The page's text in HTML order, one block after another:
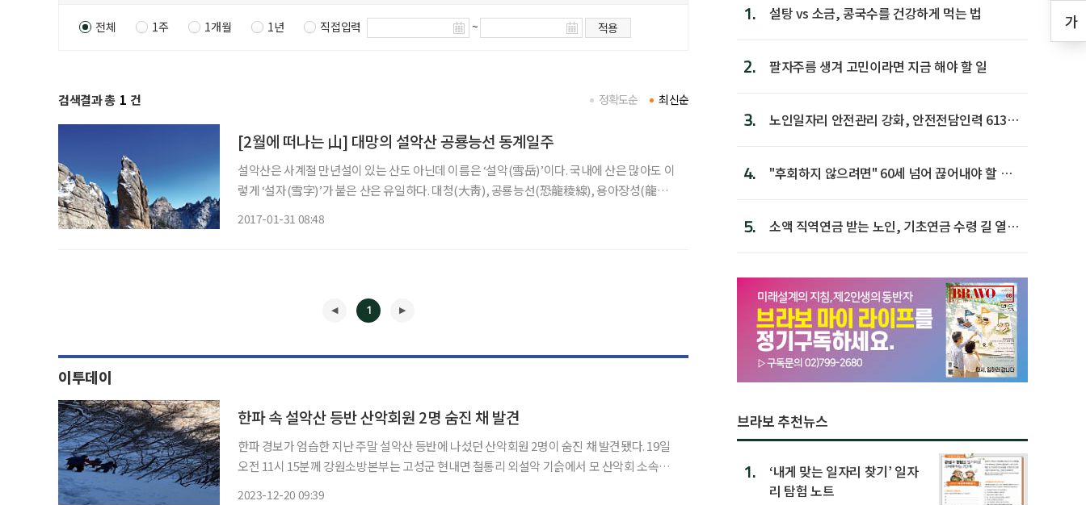
가
전체 1주 1개월 1년 직접입력 ~ 적용
검색결과 총 1 건 최신순
정확도순
[2월에 떠나는 山] 대망의 설악산 공룡능선 동계일주
설악산은 사계절 만년설이 있는 산도 아닌데 이름은 ‘설악(雪岳)’이다. 국내에 산은 많아도 이
렇게 ‘설자(雪字)’가 붙은 산은 유일하다. 대청(大靑), 공룡능선(恐龍稜線), 용아장성(龍牙
2017-01-31 08:48
1
이투데이
한파 속 설악산 등반 산악회원 2명 숨진 채 발견
한파 경보가 엄습한 지난 주말 설악산 등반에 나섰던 산악회원 2명이 숨진 채 발견됐다. 19일
오전 11시 15분께 강원소방본부는 고성군 현내면 철통리 외설악 기슭에서 모 산악회 소속
2023-12-20 09:39
1. 설탕 vs 소금, 콩국수를 건강하게 먹는 법
2. 팔자주름 생겨 고민이라면 지금 해야 할 일
3.
노인일자리 안전관리 강화, 안전전담인력 613명
4.
"후회하지 않으려면" 60세 넘어 끊어내야 할 사
5.
소액 직역연금 받는 노인, 기초연금 수령 길 열린
브라보 추천뉴스
1.
‘내게 맞는 일자리 찾기’ 일자
리 탐험 노트